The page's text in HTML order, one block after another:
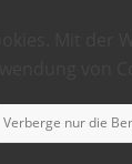
Verberge nur die